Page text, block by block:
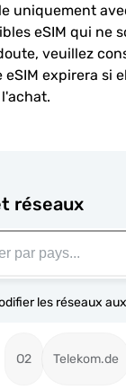
uniquement
eSIM qui ne
veuillez
eSIM expirera si
réseaux
les réseaux
O2 Telekom.de